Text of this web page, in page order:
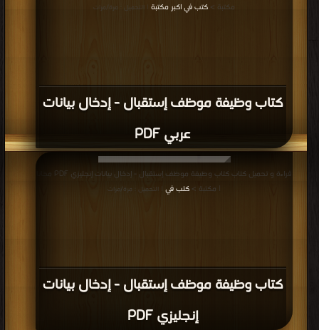
كتاب وظيفة موظف إستقبال - إدخال بيانات
عربي PDF
مكتبة > كتب في اكبر مكتبة | التحميل : مرة/مرات
كتاب وظيفة موظف إستقبال - إدخال بيانات
إنجليزي PDF
| مكتبة > كتب في | التحميل : مرة/مرات